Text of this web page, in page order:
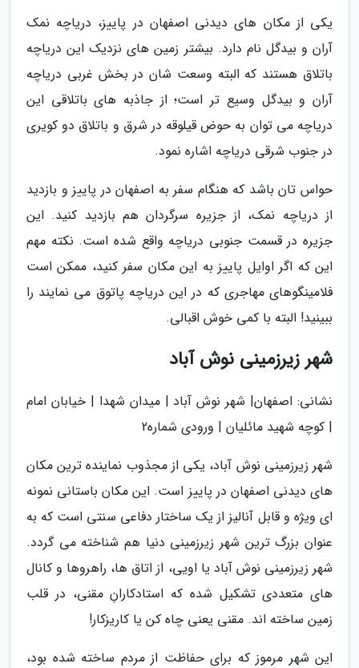
یکی از مکان های دیدنی اصفهان در پاییز، دریاچه نمک
آران و بیدگل نام دارد. بیشتر زمین های نزدیک این دریاچه
باتلاق هستند که البته وسعت شان در بخش غربی دریاچه
آران و بیدگل وسیع تر است؛ از جاذبه های باتلاقی این
دریاچه می توان به حوض قیلوقه در شرق و باتلاق دو کویری
در جنوب شرقی دریاچه اشاره نمود.
حواس تان باشد که هنگام سفر به اصفهان در پاییز و بازدید
از دریاچه نمک، از جزیره سرگردان هم بازدید کنید. این
جزیره در قسمت جنوبی دریاچه واقع شده است. نکته مهم
این که اگر اوایل پاییز به این مکان سفر کنید، ممکن است
فلامینگوهای مهاجری که در این دریاچه پاتوق می نمایند را
ببینید! البته با کمی خوش اقبالی.
شهر زیرزمینی نوش آباد
نشانی: اصفهان| شهر نوش آباد | میدان شهدا | خیابان امام
| کوچه شهید مائلیان | ورودی شماره2
شهر زیرزمینی نوش آباد، یکی از مجذوب نماینده ترین مکان
های دیدنی اصفهان در پاییز است. این مکان باستانی نمونه
ای ویژه و قابل آنالیز از یک ساختار دفاعی سنتی است که به
عنوان بزرگ ترین شهر زیرزمینی دنیا هم شناخته می گردد.
شهر زیرزمینی نوش آباد یا اویی، از اتاق ها، راهروها و کانال
های متعددی تشکیل شده که استادکارانِ مقنی، در قلب
زمین ساخته اند. مقنی یعنی چاه کن یا کاریزکار!
این شهر مرموز که برای حفاظت از مردم ساخته شده بود،